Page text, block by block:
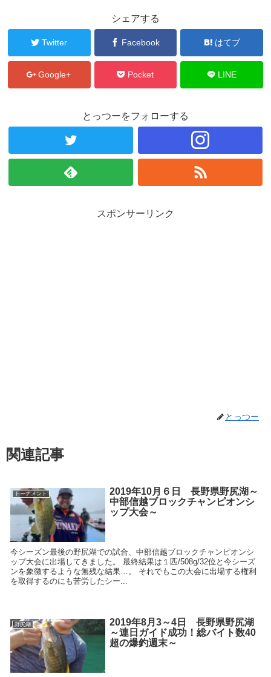
シェアする
Twitter Facebook はてブ
Google+ Pocket LINE
とっつーをフォローする
スポンサーリンク
とっつー
関連記事
トーナメント
2019年10月６日 長野県野尻湖～
中部信越ブロックチャンピオンシ
ップ大会～
今シーズン最後の野尻湖での試合、中部信越ブロックチャンピオンシ
ップ大会に出場してきました。 最終結果は１匹/508g/32位と今シーズ
ンを象徴するような無残な結果…。 それでもこの大会に出場する権利
を取得するのにも苦労したシー...
野尻湖
2019年8月3～4日 長野県野尻湖
～連日ガイド成功！総バイト数40
超の爆釣週末～